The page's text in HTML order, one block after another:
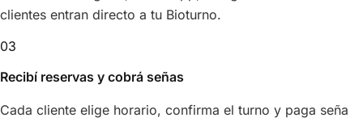
clientes entran directo a tu Bioturno.
03
Recibí reservas y cobrá señas
Cada cliente elige horario, confirma el turno y paga seña